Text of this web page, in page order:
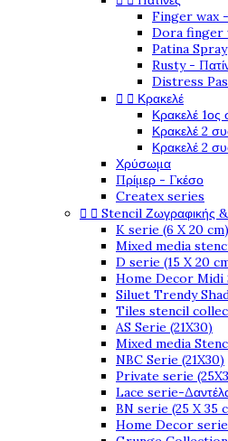
Finger wax -
Dora finger
Patina Spray
Rusty -
Distress
  Κρακελέ
Κρακελέ 1ος
Κρακελέ 2
Κρακελέ 2
Χρύσωμα
Πρίμερ - Γκέσο
Createx series
  Stencil Ζωγραφικής
K serie (6 X 20 cm)
Mixed media
D serie (15 X 20
Home Decor Midi
Siluet Trendy
Tiles stencil
AS Serie (21X30)
Mixed media
NBC Serie (21X30)
Private serie
Lace serie-
BN serie (25 X 35
Home Decor